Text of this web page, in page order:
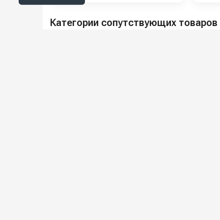
Категории сопутствующих товаров